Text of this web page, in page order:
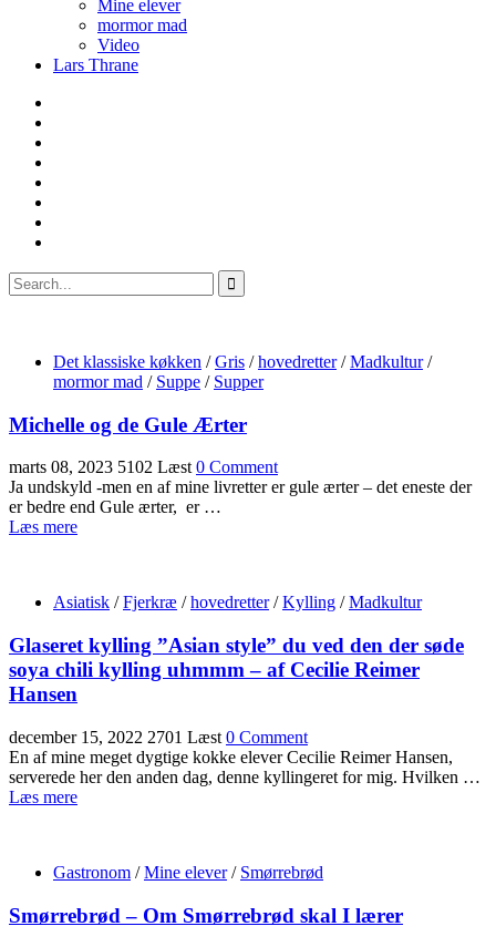
Mine elever
mormor mad
Video
Lars Thrane
Det klassiske køkken /Gris /hovedretter/Madkultur/
mormor mad / Suppe / Supper
Michelle og de Gule Ærter
marts 08, 2023 5102 Læst 0 Comment
Ja undskyld -men en af mine livretter er gule ærter – det eneste der
er bedre end Gule ærter, er …
Læs mere
Asiatisk /Fjerkræ /hovedretter/Kylling /Madkultur
Glaseret kylling ”Asian style” du ved den der søde
soya chili kylling uhmmm – af Cecilie Reimer
Hansen
december 15, 2022 2701 Læst 0 Comment
En af mine meget dygtige kokke elever Cecilie Reimer Hansen,
serverede her den anden dag, denne kyllingeret for mig. Hvilken …
Læs mere
Gastronom /Mine elever/ Smørrebrød
Smørrebrød – Om Smørrebrød skal I lærer